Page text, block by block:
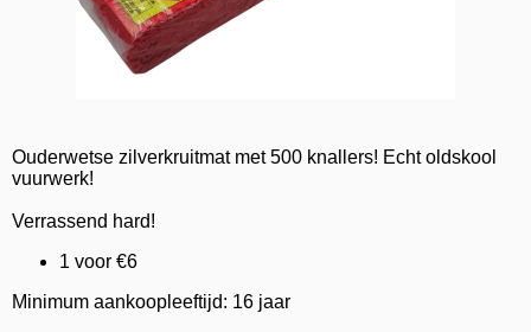
Ouderwetse zilverkruitmat met 500 knallers! Echt oldskool
vuurwerk!
Verrassend hard!
1 voor €6
Minimum aankoopleeftijd: 16 jaar